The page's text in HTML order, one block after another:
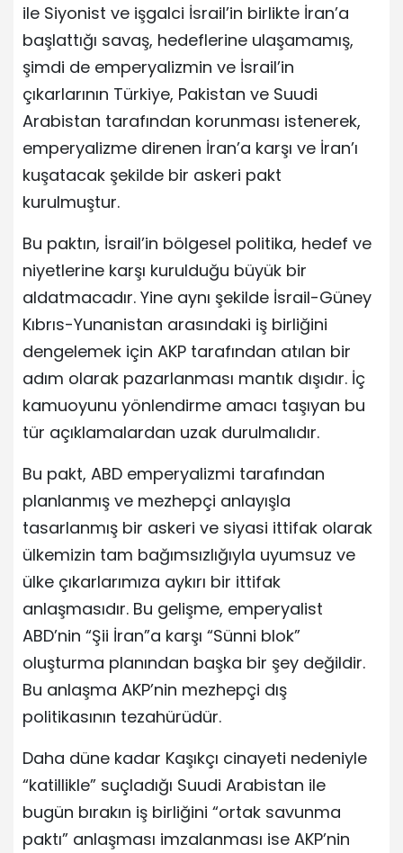
ile Siyonist ve işgalci İsrail’in birlikte İran’a
başlattığı savaş, hedeflerine ulaşamamış,
şimdi de emperyalizmin ve İsrail’in
çıkarlarının Türkiye, Pakistan ve Suudi
Arabistan tarafından korunması istenerek,
emperyalizme direnen İran’a karşı ve İran’ı
kuşatacak şekilde bir askeri pakt
kurulmuştur.
Bu paktın, İsrail’in bölgesel politika, hedef ve
niyetlerine karşı kurulduğu büyük bir
aldatmacadır. Yine aynı şekilde İsrail-Güney
Kıbrıs-Yunanistan arasındaki iş birliğini
dengelemek için AKP tarafından atılan bir
adım olarak pazarlanması mantık dışıdır. İç
kamuoyunu yönlendirme amacı taşıyan bu
tür açıklamalardan uzak durulmalıdır.
Bu pakt, ABD emperyalizmi tarafından
planlanmış ve mezhepçi anlayışla
tasarlanmış bir askeri ve siyasi ittifak olarak
ülkemizin tam bağımsızlığıyla uyumsuz ve
ülke çıkarlarımıza aykırı bir ittifak
anlaşmasıdır. Bu gelişme, emperyalist
ABD’nin “Şii İran”a karşı “Sünni blok”
oluşturma planından başka bir şey değildir.
Bu anlaşma AKP’nin mezhepçi dış
politikasının tezahürüdür.
Daha düne kadar Kaşıkçı cinayeti nedeniyle
“katillikle” suçladığı Suudi Arabistan ile
bugün bırakın iş birliğini “ortak savunma
paktı” anlaşması imzalanması ise AKP’nin